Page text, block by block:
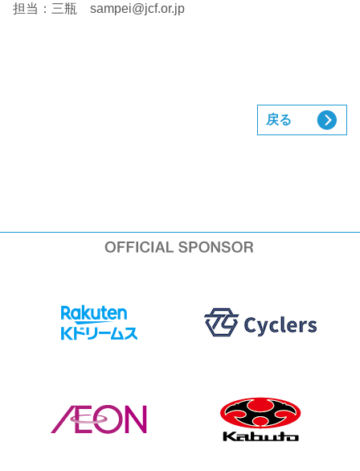
担当：三瓶 sampei@jcf.or.jp
戻る